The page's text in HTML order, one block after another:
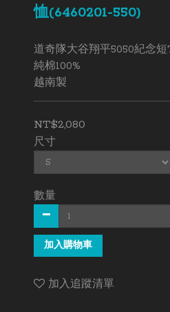
恤(6460201-550)
道奇隊大谷翔平5050紀念短
純棉100%
越南製
NT$2,080
尺寸
數量
加入購物車
加入追蹤清單